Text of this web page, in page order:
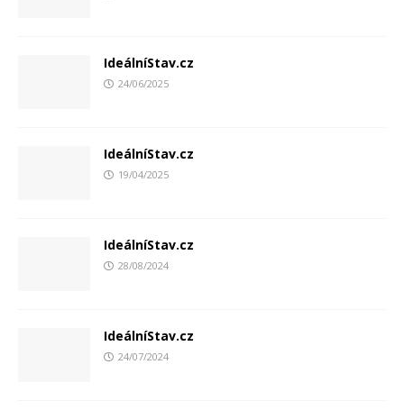
IdeálníStav.cz
24/06/2025
IdeálníStav.cz
19/04/2025
IdeálníStav.cz
28/08/2024
IdeálníStav.cz
24/07/2024